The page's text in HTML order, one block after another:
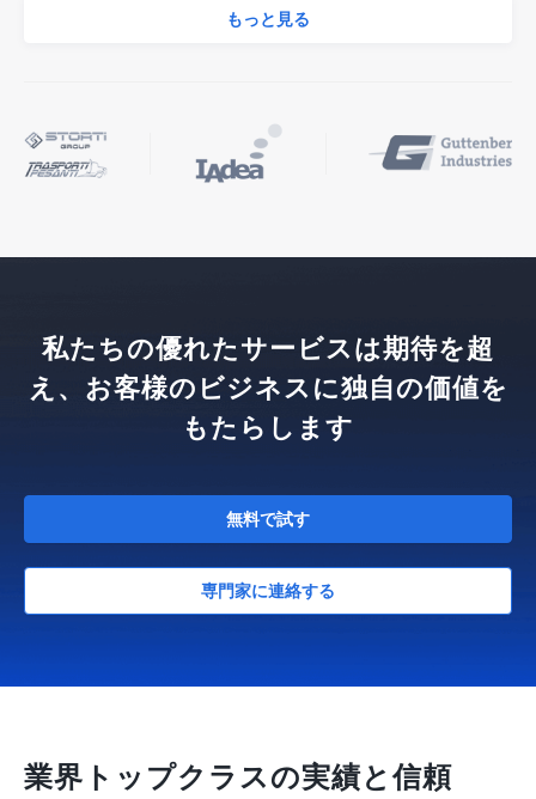
もっと見る
私たちの優れたサービスは期待を超
え、お客様のビジネスに独自の価値を
もたらします
無料で試す
専門家に連絡する
業界トップクラスの実績と信頼